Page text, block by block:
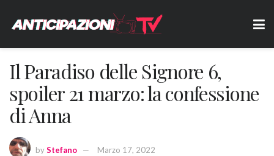
Il Paradiso delle Signore 6,
spoiler 21 marzo: la confessione
di Anna
byStefano Marzo 17, 2022